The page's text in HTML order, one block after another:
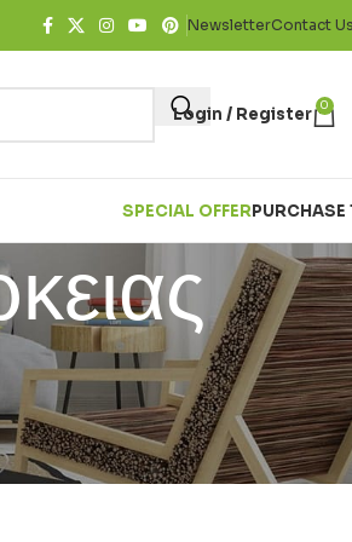
NewsletterContact Us
Login / Register 0
SPECIAL OFFERPURCHASE